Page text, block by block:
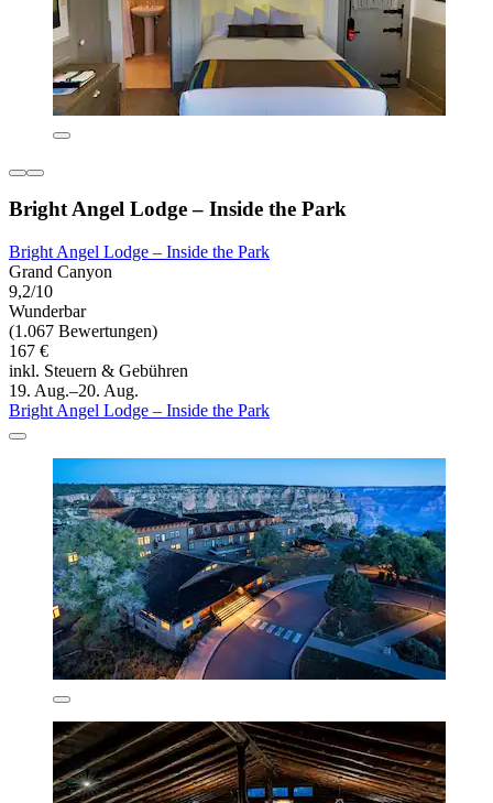
Bright Angel Lodge – Inside the Park
Bright Angel Lodge – Inside the Park
Grand Canyon
9,2/10
Wunderbar
(1.067 Bewertungen)
167 €
inkl. Steuern & Gebühren
19. Aug.–20. Aug.
Bright Angel Lodge – Inside the Park